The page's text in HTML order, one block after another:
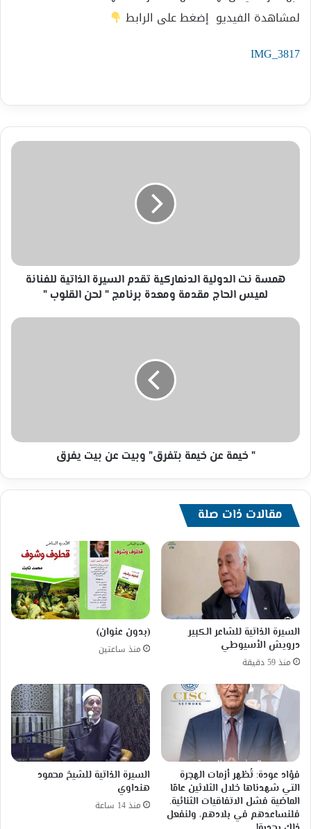
لمشاهدة الفيديو إضغط على الرابط
IMG_3817
همسة
لميس
الحاج
برنامج
همسة نت الدولية الدنماركية تقدم السيرة الذاتية للفنانة
لميس الحاج مقدمة ومعدة برنامج " لحن القلوب "
"
يفرق
" خيمة عن خيمة بتفرق" وبيت عن بيت يفرق
مقالات ذات صلة
السيرة الذاتية للشاعر الكبير
درويش الأسيوطي
منذ 59 دقيقة
(بدون عنوان)
منذ ساعتين
فؤاد عودة: تُظهر أزمات الهجرة
التي شهدناها خلال الثلاثين عامًا
الماضية فشل الاتفاقيات الثنائية.
فلنساعدهم في بلادهم، ولنفعل
السيرة الذاتية للشيخ محمود
هنداوي
منذ 14 ساعة